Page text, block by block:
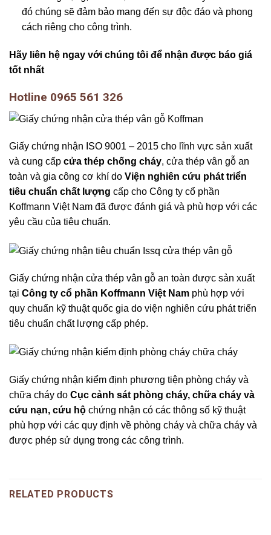
đó chúng sẽ đảm bảo mang đến sự độc đáo và phong
cách riêng cho công trình.
Hãy liên hệ ngay với chúng tôi để nhận được báo giá
tốt nhất
Hotline 0965 561 326
Giấy chứng nhận ISO 9001 – 2015 cho lĩnh vực sản xuất
và cung cấp cửa thép chống cháy, cửa thép vân gỗ an
toàn và gia công cơ khí do Viện nghiên cứu phát triển
tiêu chuẩn chất lượng cấp cho Công ty cổ phần
Koffmann Việt Nam đã được đánh giá và phù hợp với các
yêu cầu của tiêu chuẩn.
Giấy chứng nhận cửa thép vân gỗ an toàn được sản xuất
tại Công ty cổ phần Koffmann Việt Nam phù hợp với
quy chuẩn kỹ thuật quốc gia do viện nghiên cứu phát triển
tiêu chuẩn chất lượng cấp phép.
Giấy chứng nhận kiểm định phương tiện phòng cháy và
chữa cháy do Cục cảnh sát phòng cháy, chữa cháy và
cứu nạn, cứu hộ chứng nhận có các thông số kỹ thuật
phù hợp với các quy định về phòng cháy và chữa cháy và
được phép sử dụng trong các công trình.
RELATED PRODUCTS